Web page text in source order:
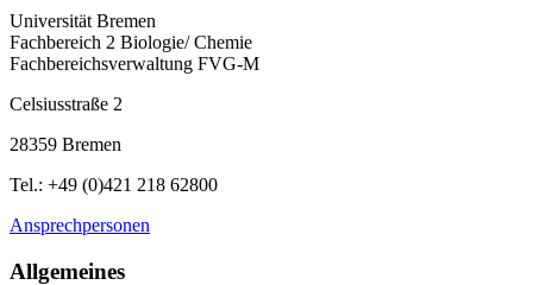
Universität Bremen
Fachbereich 2 Biologie/ Chemie
Fachbereichsverwaltung FVG-M
Celsiusstraße 2
28359 Bremen
Tel.: +49 (0)421 218 62800
Ansprechpersonen
Allgemeines